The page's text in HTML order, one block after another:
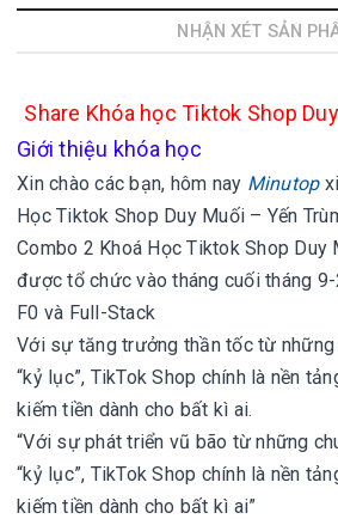
NHẬN XÉT SẢN
Share Khóa học Tiktok Shop
Giới thiệu khóa học
Xin chào các bạn, hôm nay Minutop
Học Tiktok Shop Duy Muối – Yến
Combo 2 Khoá Học Tiktok Shop Duy
được tổ chức vào tháng cuối tháng
F0 và Full-Stack
Với sự tăng trưởng thần tốc từ
“kỷ lục”, TikTok Shop chính là nền
kiếm tiền dành cho bất kì ai.
“Với sự phát triển vũ bão từ những
“kỷ lục”, TikTok Shop chính là nền
kiếm tiền dành cho bất kì ai”